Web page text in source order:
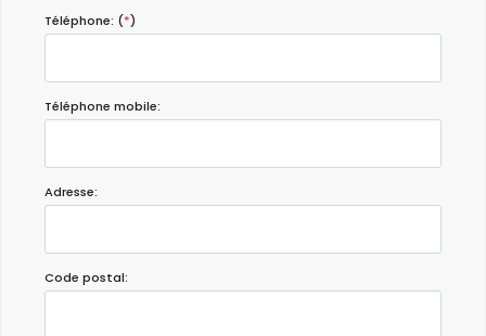
Téléphone: (*)
Téléphone mobile:
Adresse:
Code postal: